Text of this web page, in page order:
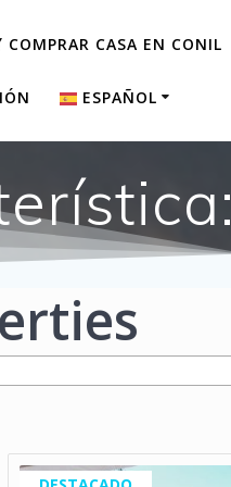
COMPRAR CASA EN CONIL
ESPAÑOL
ENGLISH
FRANÇAIS
CATALÀ